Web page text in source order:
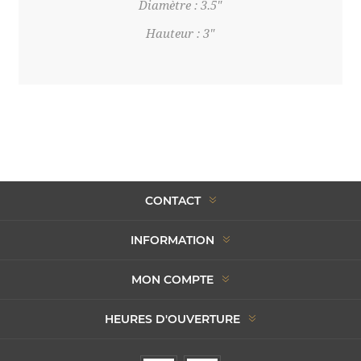
Diamètre : 3.5"
Hauteur : 3"
CONTACT
INFORMATION
MON COMPTE
HEURES D'OUVERTURE